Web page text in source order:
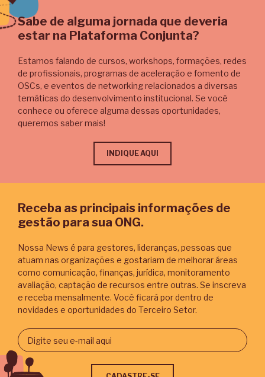
Sabe de alguma jornada que deveria
estar na Plataforma Conjunta?
Estamos falando de cursos, workshops, formações, redes
de profissionais, programas de aceleração e fomento de
OSCs, e eventos de networking relacionados a diversas
temáticas do desenvolvimento institucional. Se você
conhece ou oferece alguma dessas oportunidades,
queremos saber mais!
INDIQUE AQUI
Receba as principais informações de
gestão para sua ONG.
Nossa News é para gestores, lideranças, pessoas que
atuam nas organizações e gostariam de melhorar áreas
como comunicação, finanças, jurídica, monitoramento
avaliação, captação de recursos entre outras. Se inscreva
e receba mensalmente. Você ficará por dentro de
novidades e oportunidades do Terceiro Setor.